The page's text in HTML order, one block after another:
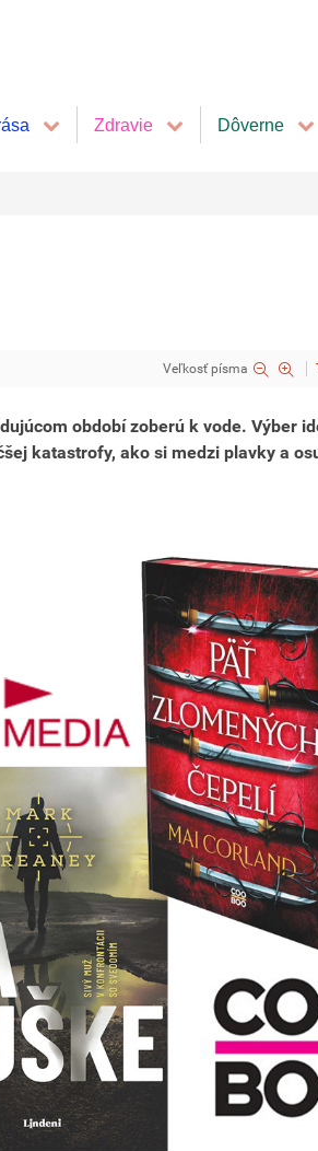
Zdravie Dôverne
Veľkosť písma
období zoberú k vode. Výber
katastrofy, ako si medzi plavky a